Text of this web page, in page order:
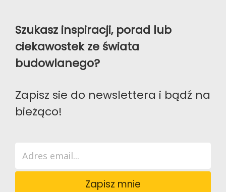
Szukasz inspiracji, porad lub
ciekawostek ze świata
budowlanego?
Zapisz sie do newslettera i bądź na
bieżąco!
Zapisz mnie